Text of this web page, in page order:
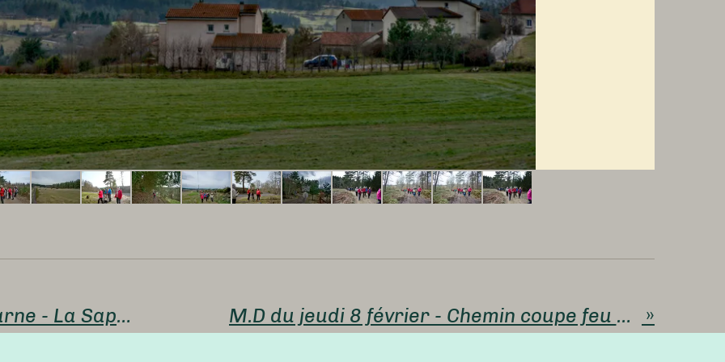
PR du 1er février 2024 - La Garne - La Sapinière St Just Malmont 11.6 km D=210m 35 marcheurs/euses M.D du jeudi 8 février - Chemin coupe feu d'Unieux 6.3 kms - 140 mètres de dénivelé - 15 participants - Dany »